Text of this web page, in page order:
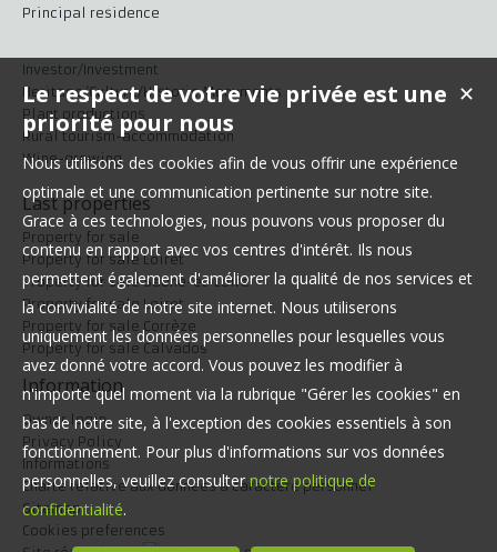
Principal residence
Investor/Investment
Heritage/Culture/Historic Monuments
Plant productions
Rural tourism-accommodation
Wine-growing
Last properties
Property for sale
Property for sale Loiret
Property for sale Saône-et-Loire
Property for sale Loiret
Property for sale Corrèze
Property for sale Calvados
Information
Owner login
Privacy Policy
Informations
Charte relative aux données à caractère personnel
Sitemap
Cookies preferences
✕
Le respect de votre vie privée est une
priorité pour nous
Nous utilisons des cookies afin de vous offrir une expérience
optimale et une communication pertinente sur notre site.
Grace à ces technologies, nous pouvons vous proposer du
contenu en rapport avec vos centres d'intérêt. Ils nous
permettent également d'améliorer la qualité de nos services et
la convivialité de notre site internet. Nous utiliserons
uniquement les données personnelles pour lesquelles vous
avez donné votre accord. Vous pouvez les modifier à
n'importe quel moment via la rubrique "Gérer les cookies" en
bas de notre site, à l'exception des cookies essentiels à son
fonctionnement. Pour plus d'informations sur vos données
personnelles, veuillez consulternotre politique de
confidentialité.